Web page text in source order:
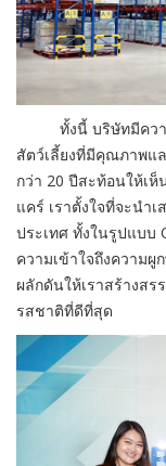
ทั้งนี้ บริษัทมีความ
สัตว์เลี้ยงที่มีคุณภาพแ
กว่า 20 ปีสะท้อนให้เ
แคร์ เราตั้งใจที่จะนำ
ประเทศ ทั้งในรูปแบบ
ความเข้าใจถึงความผู
ผลักดันให้เราสร้างส
รสชาติที่ดีที่สุด